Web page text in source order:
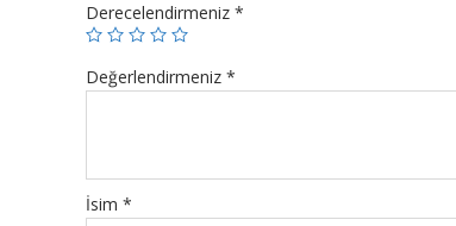
Derecelendirmeniz *
Değerlendirmeniz *
İsim *